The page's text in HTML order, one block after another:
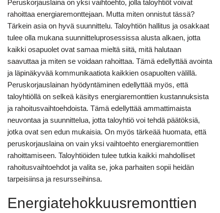
Peruskorjauslaina on yksi vaihtoehto, jolla taloyhtiöt voivat
rahoittaa energiaremonttejaan. Mutta miten onnistut tässä?
Tärkein asia on hyvä suunnittelu. Taloyhtiön hallitus ja osakkaat
tulee olla mukana suunnitteluprosessissa alusta alkaen, jotta
kaikki osapuolet ovat samaa mieltä siitä, mitä halutaan
saavuttaa ja miten se voidaan rahoittaa. Tämä edellyttää avointa
ja läpinäkyvää kommunikaatiota kaikkien osapuolten välillä.
Peruskorjauslainan hyödyntäminen edellyttää myös, että
taloyhtiöllä on selkeä käsitys energiaremonttien kustannuksista
ja rahoitusvaihtoehdoista. Tämä edellyttää ammattimaista
neuvontaa ja suunnittelua, jotta taloyhtiö voi tehdä päätöksiä,
jotka ovat sen edun mukaisia. On myös tärkeää huomata, että
peruskorjauslaina on vain yksi vaihtoehto energiaremonttien
rahoittamiseen. Taloyhtiöiden tulee tutkia kaikki mahdolliset
rahoitusvaihtoehdot ja valita se, joka parhaiten sopii heidän
tarpeisiinsa ja resursseihinsa.
Energiatehokkuusremonttien